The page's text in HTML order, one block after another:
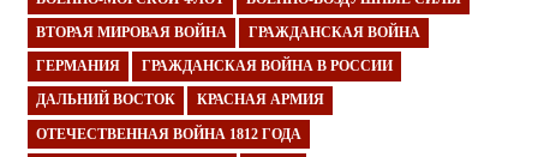
ВТОРАЯ МИРОВАЯ ВОЙНА ГРАЖДАНСКАЯ ВОЙНА
ГЕРМАНИЯ ГРАЖДАНСКАЯ ВОЙНА В РОССИИ
ДАЛЬНИЙ ВОСТОК КРАСНАЯ АРМИЯ
ОТЕЧЕСТВЕННАЯ ВОЙНА 1812 ГОДА